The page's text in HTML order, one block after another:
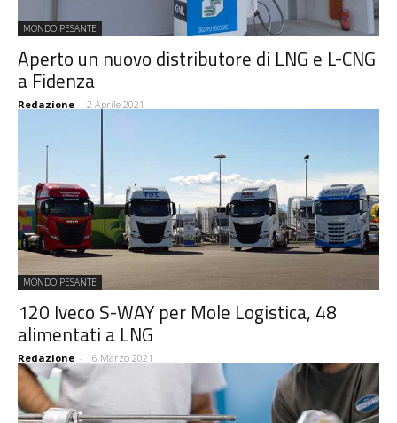
MONDO PESANTE
Aperto un nuovo distributore di LNG e L-CNG
a Fidenza
Redazione - 2 Aprile 2021
MONDO PESANTE
120 Iveco S-WAY per Mole Logistica, 48
alimentati a LNG
Redazione - 16 Marzo 2021